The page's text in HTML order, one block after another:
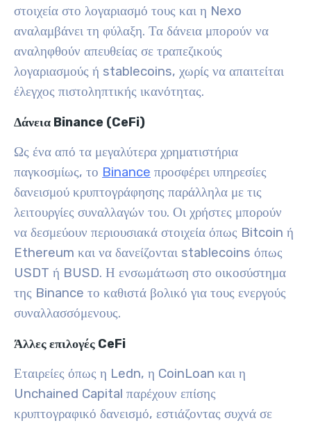
στοιχεία στο λογαριασμό τους και η Nexo
αναλαμβάνει τη φύλαξη. Τα δάνεια μπορούν να
αναληφθούν απευθείας σε τραπεζικούς
λογαριασμούς ή stablecoins, χωρίς να απαιτείται
έλεγχος πιστοληπτικής ικανότητας.
Δάνεια Binance (CeFi)
Ως ένα από τα μεγαλύτερα χρηματιστήρια
παγκοσμίως, το Binance προσφέρει υπηρεσίες
δανεισμού κρυπτογράφησης παράλληλα με τις
λειτουργίες συναλλαγών του. Οι χρήστες μπορούν
να δεσμεύουν περιουσιακά στοιχεία όπως Bitcoin ή
Ethereum και να δανείζονται stablecoins όπως
USDT ή BUSD. Η ενσωμάτωση στο οικοσύστημα
της Binance το καθιστά βολικό για τους ενεργούς
συναλλασσόμενους.
Άλλες επιλογές CeFi
Εταιρείες όπως η Ledn, η CoinLoan και η
Unchained Capital παρέχουν επίσης
κρυπτογραφικό δανεισμό, εστιάζοντας συχνά σε